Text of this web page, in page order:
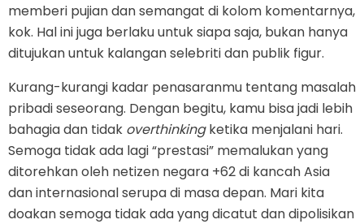
memberi pujian dan semangat di kolom komentarnya,
kok. Hal ini juga berlaku untuk siapa saja, bukan hanya
ditujukan untuk kalangan selebriti dan publik figur.
Kurang-kurangi kadar penasaranmu tentang masalah
pribadi seseorang. Dengan begitu, kamu bisa jadi lebih
bahagia dan tidak overthinkingketika menjalani hari.
Semoga tidak ada lagi “prestasi” memalukan yang
ditorehkan oleh netizen negara +62 di kancah Asia
dan internasional serupa di masa depan. Mari kita
doakan semoga tidak ada yang dicatut dan dipolisikan